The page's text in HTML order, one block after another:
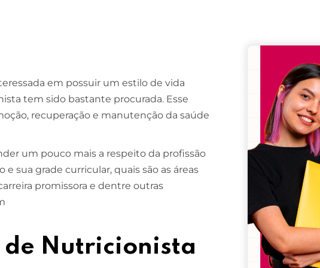
em possuir um estilo de vida
tem sido bastante procurada. Esse
recuperação e manutenção da saúde
um pouco mais a respeito da profissão
sua grade curricular, quais são as áreas
promissora e dentre outras
de Nutricionista